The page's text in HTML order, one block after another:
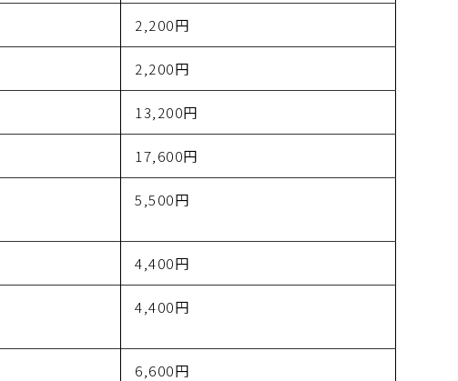
2,200円
2,200円
13,200円
17,600円
5,500円
4,400円
4,400円
6,600円